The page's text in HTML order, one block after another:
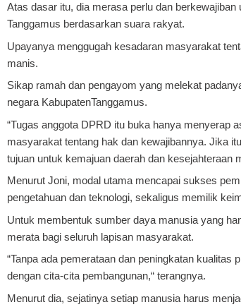
Atas dasar itu, dia merasa perlu dan
Tanggamus berdasarkan suara rakyat.
Upayanya menggugah kesadaran masyarakat
manis.
Sikap ramah dan pengayom yang melekat
negara KabupatenTanggamus.
“Tugas anggota DPRD itu buka hanya menyerap
masyarakat tentang hak dan kewajibannya. Jika
tujuan untuk kemajuan daerah dan kesejahteraan
Menurut Joni, modal utama mencapai sukses
pengetahuan dan teknologi, sekaligus memilik
Untuk membentuk sumber daya manusia yang
merata bagi seluruh lapisan masyarakat.
“Tanpa ada pemerataan dan peningkatan
dengan cita-cita pembangunan,“ terangnya.
Menurut dia, sejatinya setiap manusia harus